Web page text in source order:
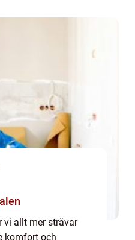
vi allt mer strävar
komfort och